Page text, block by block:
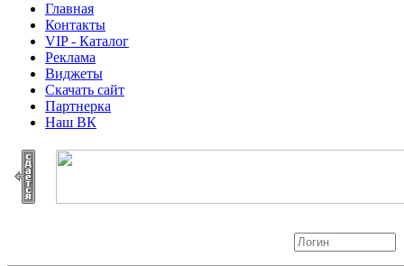
Главная
Контакты
VIP - Каталог
Реклама
Виджеты
Скачать сайт
Партнерка
Наш ВК